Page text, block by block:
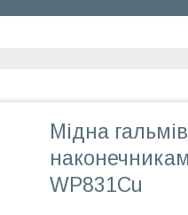
Мідна
WP831Cu